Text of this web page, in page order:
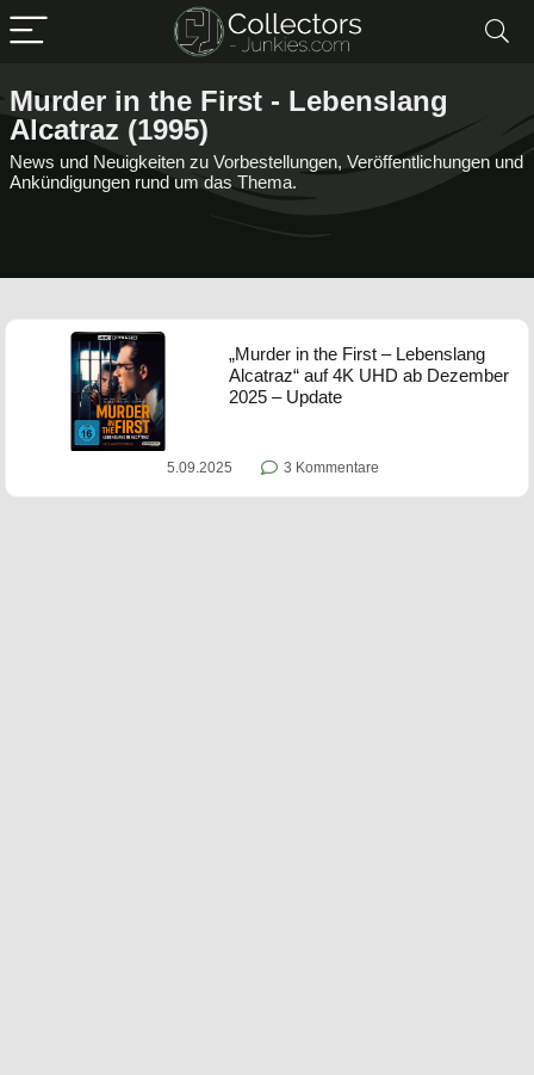
Murder in the First - Lebenslang
Alcatraz (1995)
News und Neuigkeiten zu Vorbestellungen, Veröffentlichungen und
Ankündigungen rund um das Thema.
„Murder in the First – Lebenslang
Alcatraz“ auf 4K UHD ab Dezember
2025 – Update
5.09.2025 3 Kommentare